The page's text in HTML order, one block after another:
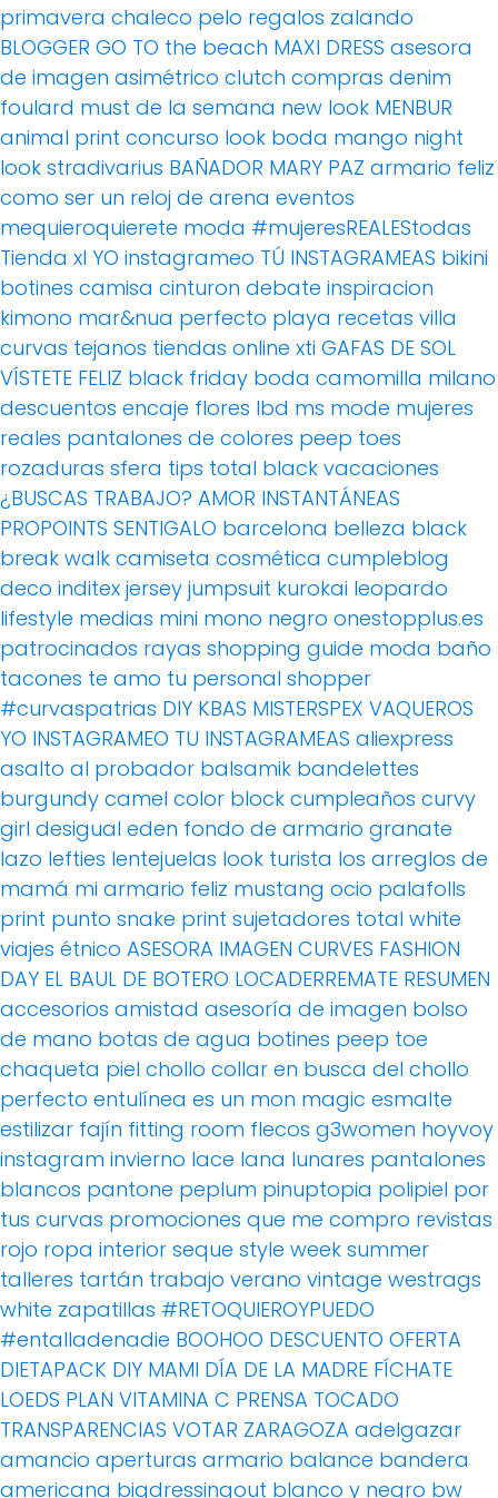
primavera chaleco pelo regalos zalando
BLOGGER GO TO the beach MAXI DRESS asesora
de imagen asimétrico clutch compras denim
foulard must de la semana new look MENBUR
animal print concurso look boda mango night
look stradivarius BAÑADOR MARY PAZ armario feliz
como ser un reloj de arena eventos
mequieroquierete moda #mujeresREALEStodas
Tienda xl YO instagrameo TÚ INSTAGRAMEAS bikini
botines camisa cinturon debate inspiracion
kimono mar&nua perfecto playa recetas villa
curvas tejanos tiendas online xti GAFAS DE SOL
VÍSTETE FELIZ black friday boda camomilla milano
descuentos encaje flores lbd ms mode mujeres
reales pantalones de colores peep toes
rozaduras sfera tips total black vacaciones
¿BUSCAS TRABAJO? AMOR INSTANTÁNEAS
PROPOINTS SENTIGALO barcelona belleza black
break walk camiseta cosmética cumpleblog
deco inditex jersey jumpsuit kurokai leopardo
lifestyle medias mini mono negro onestopplus.es
patrocinados rayas shopping guide moda baño
tacones te amo tu personal shopper
#curvaspatrias DIY KBAS MISTERSPEX VAQUEROS
YO INSTAGRAMEO TU INSTAGRAMEAS aliexpress
asalto al probador balsamik bandelettes
burgundy camel color block cumpleaños curvy
girl desigual eden fondo de armario granate
lazo lefties lentejuelas look turista los arreglos de
mamá mi armario feliz mustang ocio palafolls
print punto snake print sujetadores total white
viajes étnico ASESORA IMAGEN CURVES FASHION
DAY EL BAUL DE BOTERO LOCADERREMATE RESUMEN
accesorios amistad asesoría de imagen bolso
de mano botas de agua botines peep toe
chaqueta piel chollo collar en busca del chollo
perfecto entulínea es un mon magic esmalte
estilizar fajín fitting room flecos g3women hoyvoy
instagram invierno lace lana lunares pantalones
blancos pantone peplum pinuptopia polipiel por
tus curvas promociones que me compro revistas
rojo ropa interior seque style week summer
talleres tartán trabajo verano vintage westrags
white zapatillas #RETOQUIEROYPUEDO
#entalladenadie BOOHOO DESCUENTO OFERTA
DIETAPACK DIY MAMI DÍA DE LA MADRE FÍCHATE
LOEDS PLAN VITAMINA C PRENSA TOCADO
TRANSPARENCIAS VOTAR ZARAGOZA adelgazar
amancio aperturas armario balance bandera
americana bigdressingout blanco y negro bw